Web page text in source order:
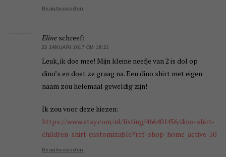
Beantwoorden
Eline schreef:
23 JANUARI 2017 OM 18:21
Leuk, ik doe mee! Mijn kleine neefje van 2 is dol op
dino’s en doet ze graag na. Een dino shirt met eigen
naam zou helemaal geweldig zijn!
Ik zou voor deze kiezen:
https://www.etsy.com/nl/listing/466401456/dino-shirt-
children-shirt-customizable?ref=shop_home_active_50
Beantwoorden